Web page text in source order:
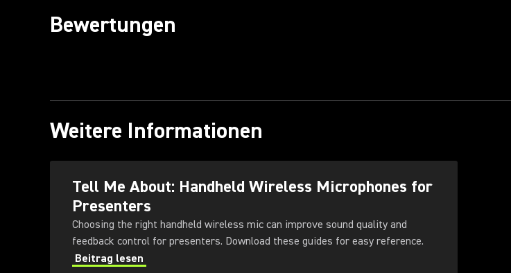
Bewertungen
Weitere Informationen
Tell Me About: Handheld Wireless Microphones for
Presenters
Choosing the right handheld wireless mic can improve sound quality and
feedback control for presenters. Download these guides for easy reference.
Beitrag lesen